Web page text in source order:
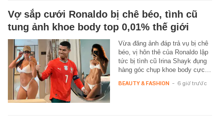
Vợ sắp cưới Ronaldo bị chê béo, tình cũ
tung ảnh khoe body top 0,01% thế giới
Vừa đăng ảnh đáp trả vụ bị chê
béo, vị hôn thê của Ronaldo lập
tức bị tình cũ Irina Shayk đụng
hàng góc chụp khoe body cực…
BEAUTY & FASHION - 6 giờ trước